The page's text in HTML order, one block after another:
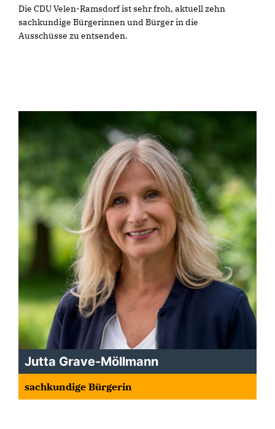
Die CDU Velen-Ramsdorf ist sehr froh, aktuell zehn
sachkundige Bürgerinnen und Bürger in die
Ausschüsse zu entsenden.
Jutta Grave-Möllmann
sachkundige Bürgerin